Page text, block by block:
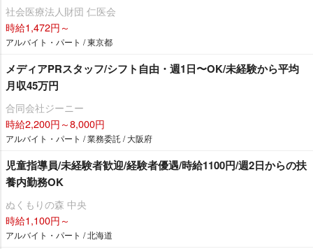
社会医療法人財団 仁医会
時給1,472円～
アルバイト・パート / 東京都
メディアPRスタッフ/シフト自由・週1日〜OK/未経験から平均
月収45万円
合同会社ジーニー
時給2,200円～8,000円
アルバイト・パート / 業務委託 / 大阪府
児童指導員/未経験者歓迎/経験者優遇/時給1100円/週2日からの扶
養内勤務OK
ぬくもりの森 中央
時給1,100円～
アルバイト・パート / 北海道